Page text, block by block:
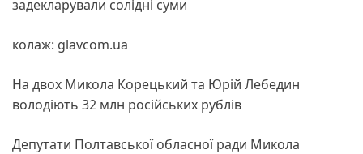
задекларували солідні суми
колаж: glavcom.ua
На двох Микола Корецький та Юрій Лебедин
володіють 32 млн російських рублів
Депутати Полтавської обласної ради Микола